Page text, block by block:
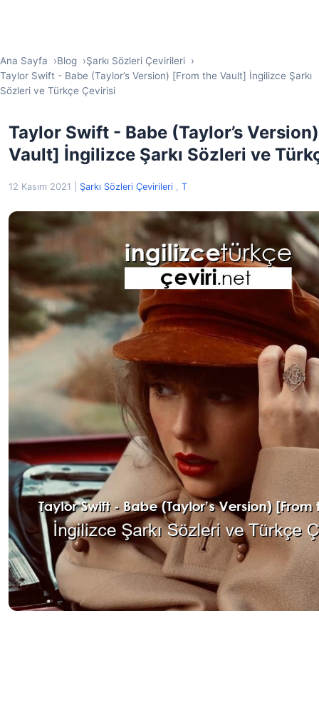
Ana Sayfa Blog
Şarkı Sözleri Çevirileri
Taylor Swift - Babe (Taylor’s Version) [From the Vault] İngilizce Şarkı
Sözleri ve Türkçe Çevirisi
Taylor Swift - Babe (Taylor’s
Vault] İngilizce Şarkı Sözleri ve
12 Kasım 2021 Şarkı Sözleri Çevirileri , T